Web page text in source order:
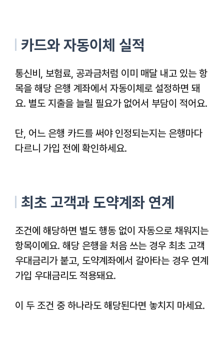
카드와 자동이체 실적
통신비, 보험료, 공과금처럼 이미 매달 내고 있는 항
목을 해당 은행 계좌에서 자동이체로 설정하면 돼
요. 별도 지출을 늘릴 필요가 없어서 부담이 적어요.
단, 어느 은행 카드를 써야 인정되는지는 은행마다
다르니 가입 전에 확인하세요.
최초 고객과 도약계좌 연계
조건에 해당하면 별도 행동 없이 자동으로 채워지는
항목이에요. 해당 은행을 처음 쓰는 경우 최초 고객
우대금리가 붙고, 도약계좌에서 갈아타는 경우 연계
가입 우대금리도 적용돼요.
이 두 조건 중 하나라도 해당된다면 놓치지 마세요.